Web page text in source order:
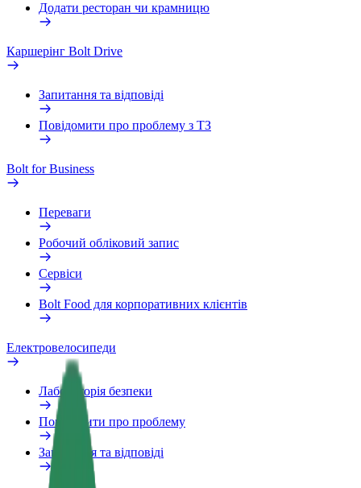
Додати ресторан чи крамницю
Каршерінг Bolt Drive
Запитання та відповіді
Повідомити про проблему з ТЗ
Bolt for Business
Переваги
Робочий обліковий запис
Сервіси
Bolt Food для корпоративних клієнтів
Електровелосипеди
Лабораторія безпеки
Повідомити про проблему
Запитання та відповіді